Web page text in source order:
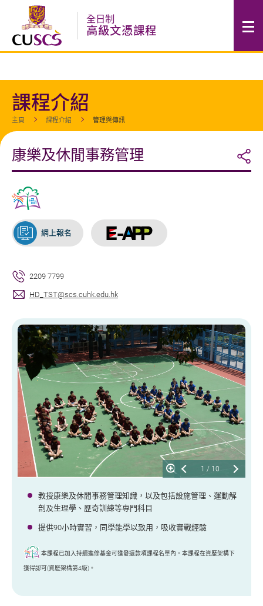
的
始
全日制
高級文憑課程
課程介紹
主頁 課程介紹 管理與傳訊
康樂及休閒事務管理
2209 7799
HD_TST@scs.cuhk.edu.hk
網上報名
教授康樂及休閒事務管理知識，以及包括設施管理、運動解
剖及生理學、歷奇訓練等專門科目
提供90小時實習，同學能學以致用，吸收實戰經驗
本課程已加入持續進修基金可獲發還款項課程名單內。本課程在資歷架構下
獲得認可(資歷架構第4級)。
1 / 10